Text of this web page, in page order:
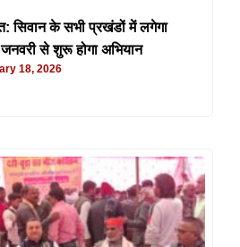
सिवान के सभी प्रखंडों में लगेगा
से शुरू होगा अभियान
18, 2026